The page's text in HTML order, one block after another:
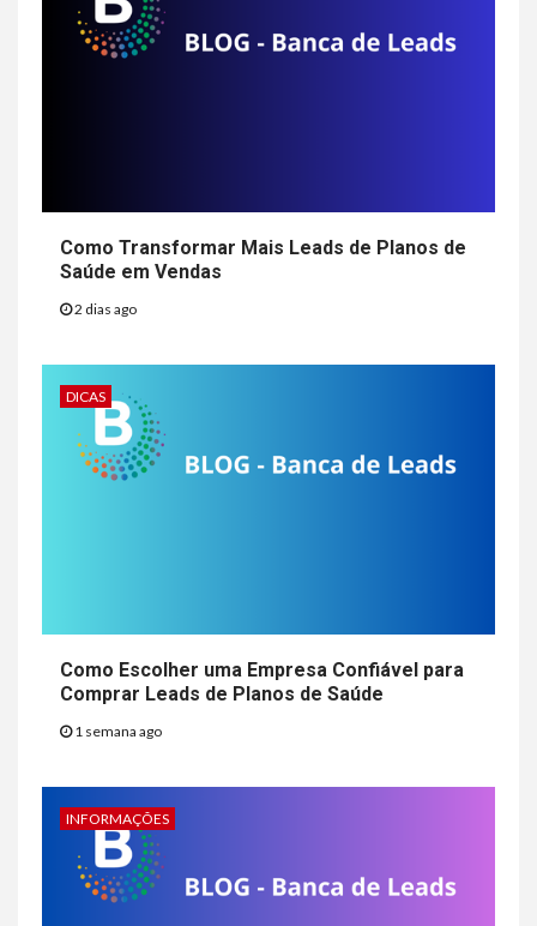
Como Transformar Mais Leads de Planos de
Saúde em Vendas
2 dias ago
DICAS
Como Escolher uma Empresa Confiável para
Comprar Leads de Planos de Saúde
1 semana ago
INFORMAÇÕES